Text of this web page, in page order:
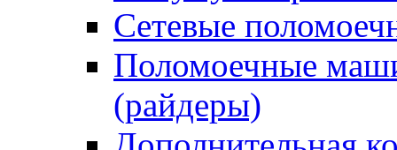
Сетевые
Поломоечные
(райдеры)